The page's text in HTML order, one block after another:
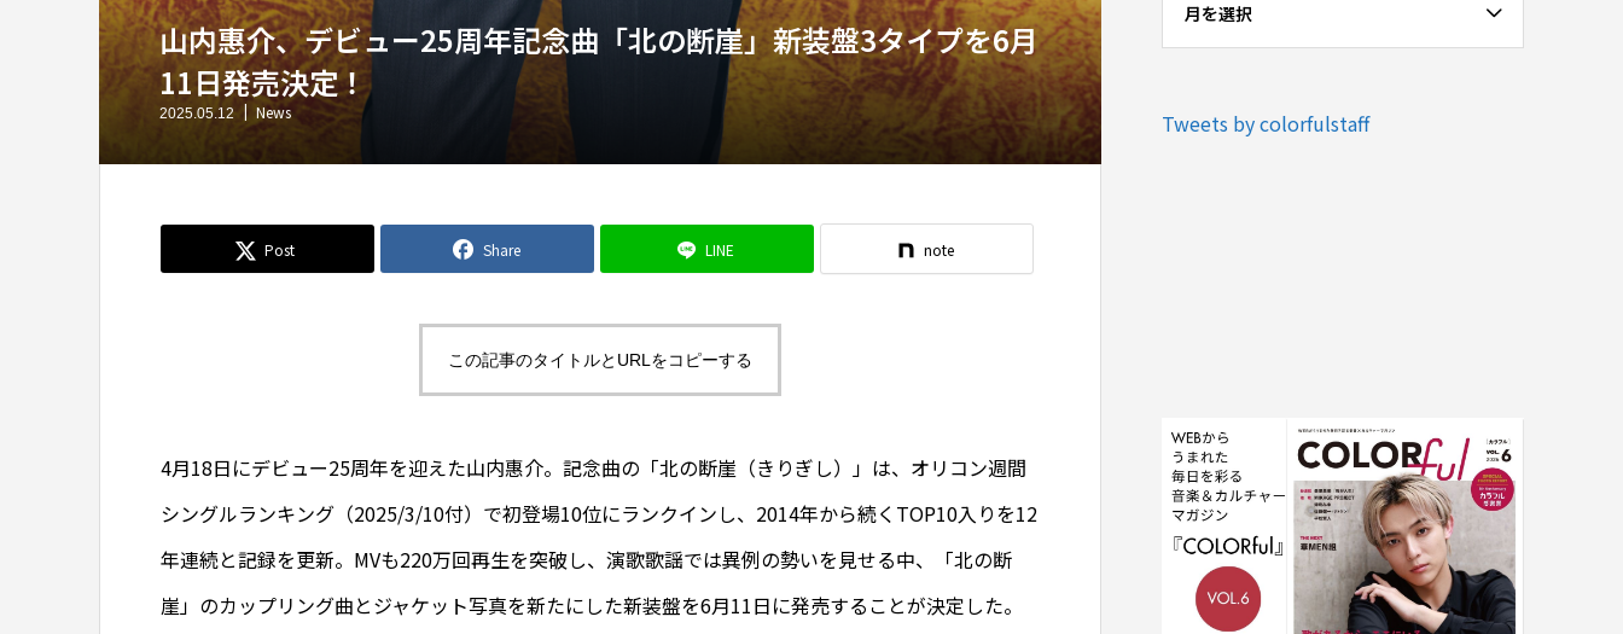
山内惠介、デビュー25周年記念曲「北の断崖」新装盤3タイプを6月
11日発売決定！
2025.05.12 News
Post Share LINE note
この記事のタイトルとURLをコピーする
4月18日にデビュー25周年を迎えた山内惠介。記念曲の「北の断崖（きりぎし）」は、オリコン週間
シングルランキング（2025/3/10付）で初登場10位にランクインし、2014年から続くTOP10入りを12
年連続と記録を更新。MVも220万回再生を突破し、演歌歌謡では異例の勢いを見せる中、「北の断
崖」のカップリング曲とジャケット写真を新たにした新装盤を6月11日に発売することが決定した。
月を選択
Tweets by colorfulstaff